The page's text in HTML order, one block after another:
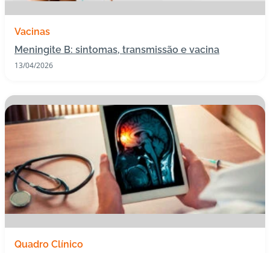
m
u
n
bi
ol
ó
o
s
Pl
n
Vacinas
Meningite B: sintomas, transmissão e vacina
13/04/2026
Quadro Clínico